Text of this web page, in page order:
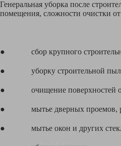
Генеральная уборка после
помещения, сложности очистки от
● сбор крупного
● уборку строительной пыли
● очищение поверхностей от
● мытье дверных проемов,
● мытье окон и других